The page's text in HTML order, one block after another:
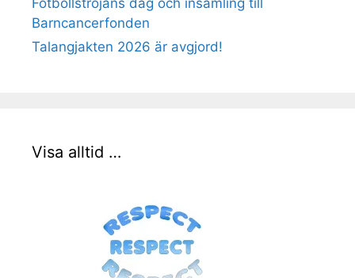
Barncancerfonden
Talangjakten 2026 är avgjord!
Visa alltid …